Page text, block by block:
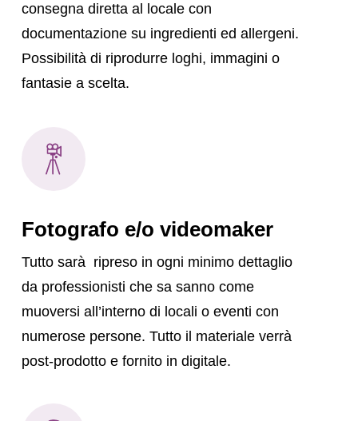
consegna diretta al locale con
documentazione su ingredienti ed allergeni.
Possibilità di riprodurre loghi, immagini o
fantasie a scelta.
Fotografo e/o videomaker
Tutto sarà ripreso in ogni minimo dettaglio
da professionisti che sa sanno come
muoversi all’interno di locali o eventi con
numerose persone. Tutto il materiale verrà
post-prodotto e fornito in digitale.